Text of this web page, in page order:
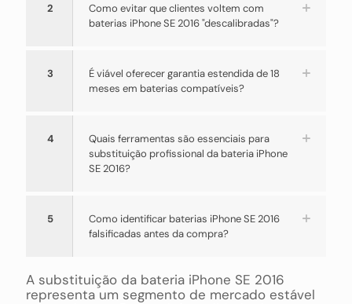
2
Como evitar que clientes voltem com
baterias iPhone SE 2016 "descalibradas"?
3
É viável oferecer garantia estendida de 18
meses em baterias compatíveis?
4
Quais ferramentas são essenciais para
substituição profissional da bateria iPhone
SE 2016?
5
Como identificar baterias iPhone SE 2016
falsificadas antes da compra?
A substituição da bateria iPhone SE 2016
representa um segmento de mercado estável